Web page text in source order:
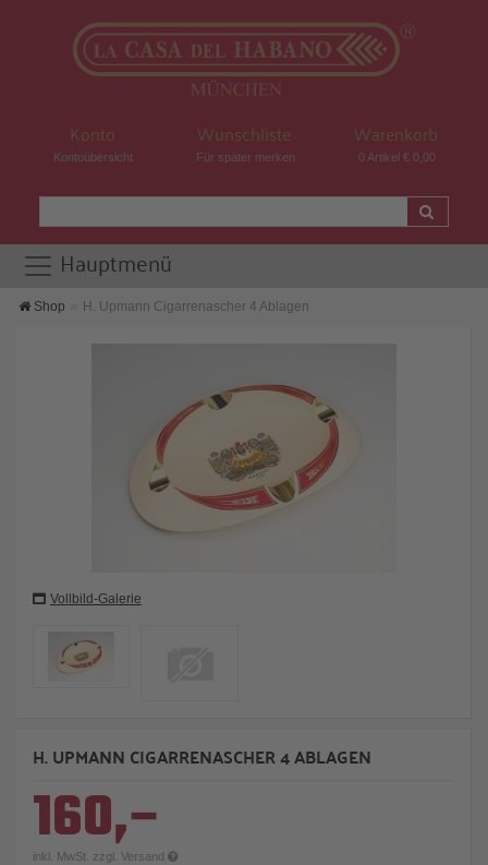
Konto
Kontoübersicht
Wunschliste
Für später merken
Warenkorb
0 Artikel € 0,00
Hauptmenü
Shop H. Upmann Cigarrenascher 4 Ablagen
Vollbild-Galerie
H. UPMANN CIGARRENASCHER 4 ABLAGEN
160,–
inkl. MwSt. zzgl. Versand